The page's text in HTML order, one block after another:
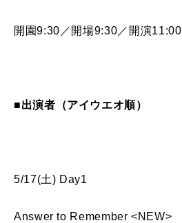
開園9:30／開場9:30／開演11:00
■出演者（アイウエオ順）
5/17(土) Day1
Answer to Remember <NEW>